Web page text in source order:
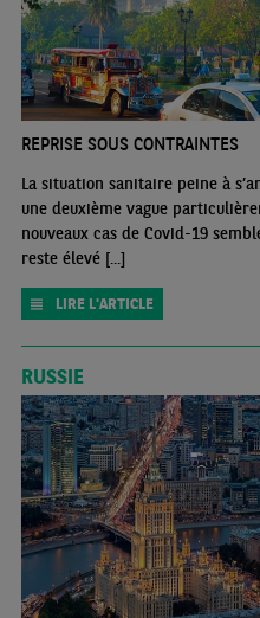
REPRISE SOUS CONTRAINTES
La situation sanitaire peine à
une deuxième vague
nouveaux cas de Covid-19
reste élevé [...]
LIRE L'ARTICLE
RUSSIE